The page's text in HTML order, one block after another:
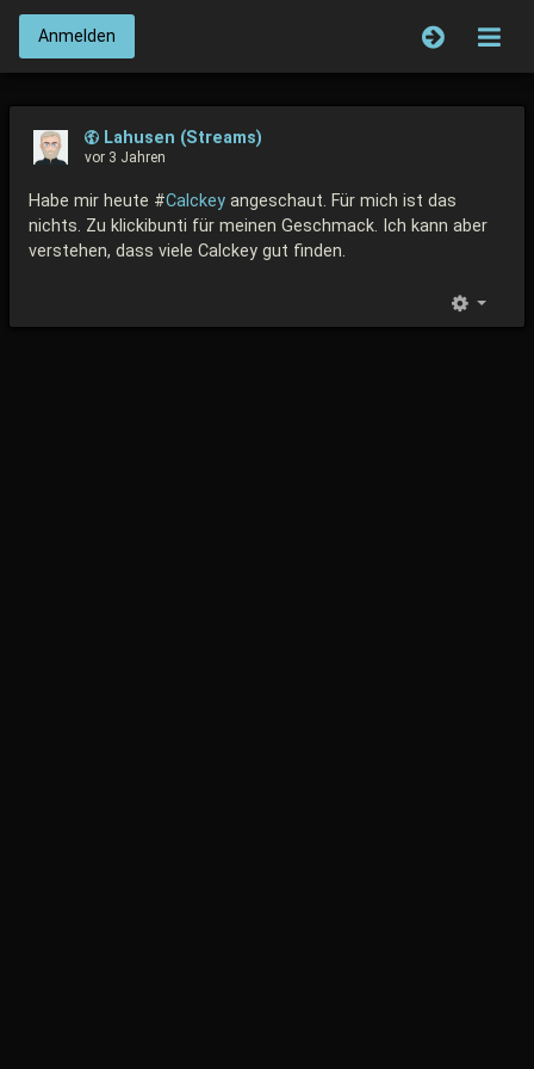
Anmelden
Lahusen (Streams)
vor 3 Jahren
Habe mir heute #Calckey angeschaut. Für mich ist das
nichts. Zu klickibunti für meinen Geschmack. Ich kann aber
verstehen, dass viele Calckey gut finden.